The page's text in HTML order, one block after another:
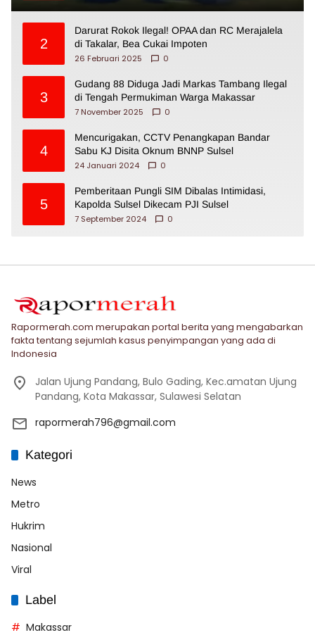
2
Darurat Rokok Ilegal! OPAA dan RC Merajalela
di Takalar, Bea Cukai Impoten
26 Februari 2025
0
3
Gudang 88 Diduga Jadi Markas Tambang Ilegal
di Tengah Permukiman Warga Makassar
7 November 2025
0
4
Mencurigakan, CCTV Penangkapan Bandar
Sabu KJ Disita Oknum BNNP Sulsel
24 Januari 2024
0
5
Pemberitaan Pungli SIM Dibalas Intimidasi,
Kapolda Sulsel Dikecam PJI Sulsel
7 September 2024
0
Rapormerah.com merupakan portal berita yang mengabarkan
fakta tentang sejumlah kasus penyimpangan yang ada di
Indonesia
Jalan Ujung Pandang, Bulo Gading, Kec.amatan Ujung
Pandang, Kota Makassar, Sulawesi Selatan
rapormerah796@gmail.com
Kategori
News
Metro
Hukrim
Nasional
Viral
Label
Makassar